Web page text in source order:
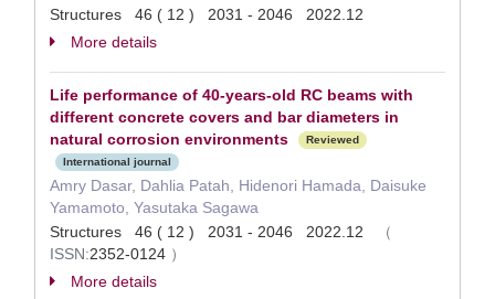
Structures 46 ( 12 ) 2031 - 2046 2022.12
More details
Life performance of 40-years-old RC beams with
different concrete covers and bar diameters in
natural corrosion environments
Reviewed
International journal
Amry Dasar, Dahlia Patah, Hidenori Hamada, Daisuke
Yamamoto, Yasutaka Sagawa
Structures 46 ( 12 ) 2031 - 2046 2022.12
（
ISSN:2352-0124 ）
More details